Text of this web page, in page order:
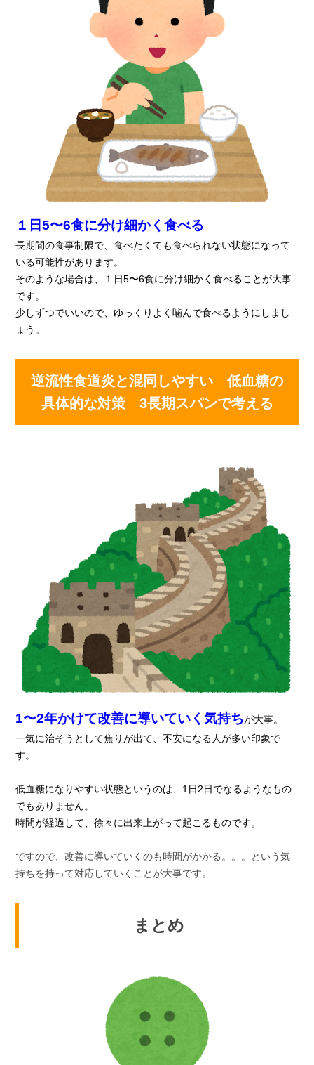
１日5〜6食に分け細かく食べる
長期間の食事制限で、食べたくても食べられない状態になって
いる可能性があります。
そのような場合は、１日5〜6食に分け細かく食べることが大事
です。
少しずつでいいので、ゆっくりよく噛んで食べるようにしまし
ょう。
逆流性食道炎と混同しやすい 低血糖の
具体的な対策 3長期スパンで考える
1〜2年かけて改善に導いていく気持ちが大事。
一気に治そうとして焦りが出て、不安になる人が多い印象で
す。
低血糖になりやすい状態というのは、1日2日でなるようなもの
でもありません。
時間が経過して、徐々に出来上がって起こるものです。
ですので、改善に導いていくのも時間がかかる。。。という気
持ちを持って対応していくことが大事です。
まとめ